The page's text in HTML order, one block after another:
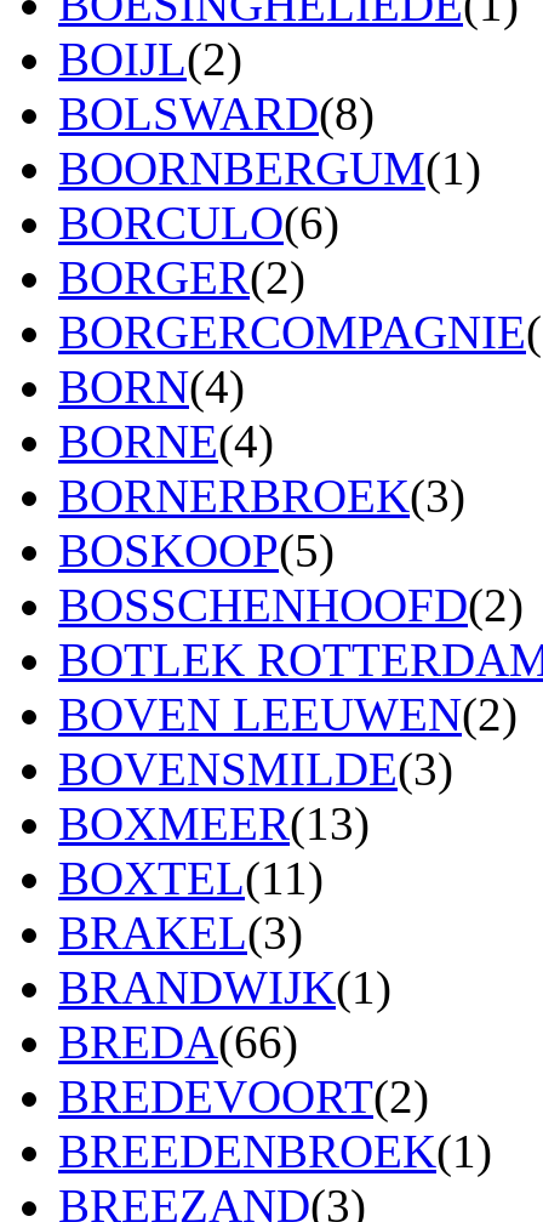
BOIJL(2)
BOLSWARD(8)
BOORNBERGUM(1)
BORCULO(6)
BORGER(2)
BORGERCOMPAGNIE
BORN(4)
BORNE(4)
BORNERBROEK(3)
BOSKOOP(5)
BOSSCHENHOOFD(2)
BOTLEK
BOVEN LEEUWEN(2)
BOVENSMILDE(3)
BOXMEER(13)
BOXTEL(11)
BRAKEL(3)
BRANDWIJK(1)
BREDA(66)
BREDEVOORT(2)
BREEDENBROEK(1)
BREEZAND(3)